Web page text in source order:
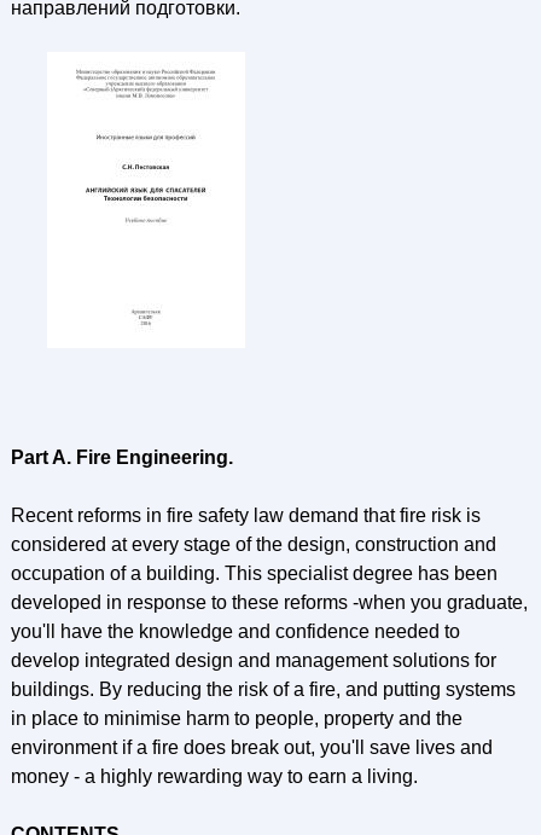
направлений подготовки.
Part A. Fire Engineering.
Recent reforms in fire safety law demand that fire risk is
considered at every stage of the design, construction and
occupation of a building. This specialist degree has been
developed in response to these reforms -when you graduate,
you'll have the knowledge and confidence needed to
develop integrated design and management solutions for
buildings. By reducing the risk of a fire, and putting systems
in place to minimise harm to people, property and the
environment if a fire does break out, you'll save lives and
money - a highly rewarding way to earn a living.